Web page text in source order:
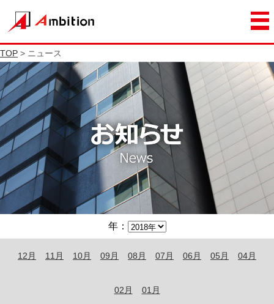
TOP > ニュース
年：
12月 11月 10月 09月 08月 07月 06月 05月 04月
02月 01月